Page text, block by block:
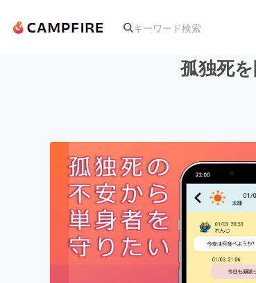
アート・写真
テクノロジー・ガジェット
映像・映画
孤独死